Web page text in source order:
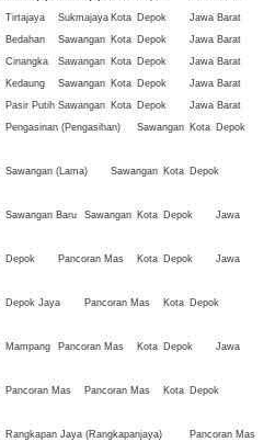
Tirtajaya Sukmajaya Kota Depok
Jawa Barat
Bedahan Sawangan Kota Depok
Jawa Barat
Cinangka Sawangan Kota Depok
Jawa Barat
Kedaung Sawangan Kota Depok
Jawa Barat
Pasir Putih Sawangan Kota Depok
Jawa Barat
Pengasinan (Pengasihan) Sawangan Kota Depok
Sawangan (Lama) Sawangan Kota Depok
Sawangan Baru Sawangan Kota Depok
Jawa
Depok Pancoran Mas Kota Depok
Jawa
Depok Jaya Pancoran Mas Kota Depok
Mampang Pancoran Mas Kota Depok
Jawa
Pancoran Mas Pancoran Mas Kota Depok
Rangkapan Jaya (Rangkapanjaya)
Pancoran Mas